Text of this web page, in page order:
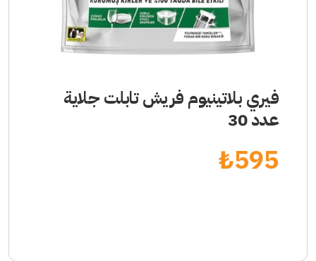
فيري بلاتينيوم فريش تابلت جلاية
عدد 30
595
₺